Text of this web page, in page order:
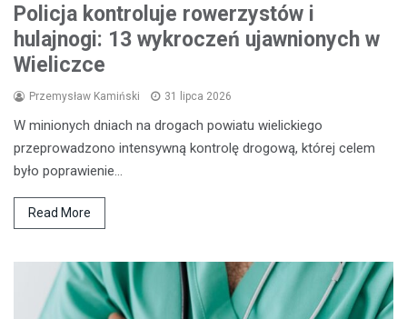
Policja kontroluje rowerzystów i
hulajnogi: 13 wykroczeń ujawnionych w
Wieliczce
Przemysław Kamiński 31 lipca 2026
W minionych dniach na drogach powiatu wielickiego
przeprowadzono intensywną kontrolę drogową, której celem
było poprawienie…
Read More